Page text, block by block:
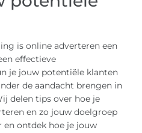
is online adverteren een
effectieve
je jouw potentiële klanten
de aandacht brengen in
delen tips over hoe je
en zo jouw doelgroep
en ontdek hoe je jouw